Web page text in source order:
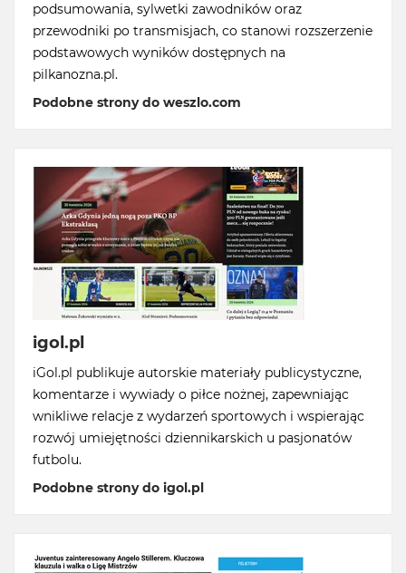
podsumowania, sylwetki zawodników oraz
przewodniki po transmisjach, co stanowi rozszerzenie
podstawowych wyników dostępnych na
pilkanozna.pl.
Podobne strony do weszlo.com
igol.pl
iGol.pl publikuje autorskie materiały publicystyczne,
komentarze i wywiady o piłce nożnej, zapewniając
wnikliwe relacje z wydarzeń sportowych i wspierając
rozwój umiejętności dziennikarskich u pasjonatów
futbolu.
Podobne strony do igol.pl